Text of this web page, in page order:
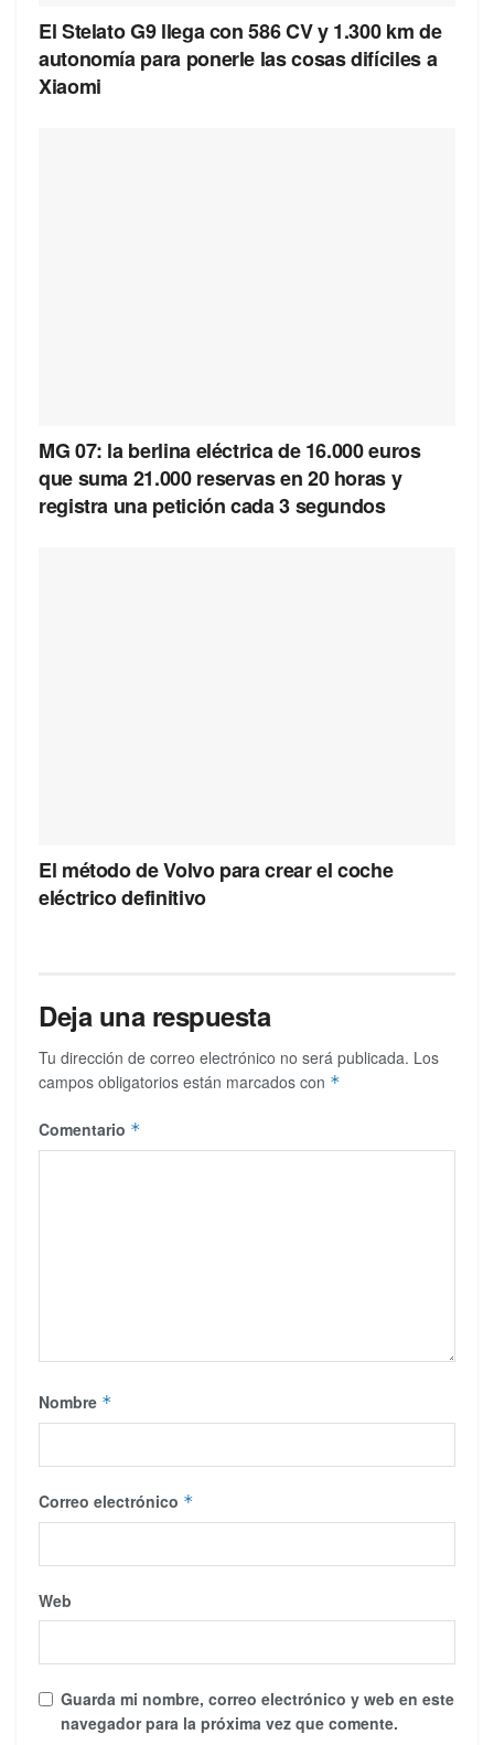
El Stelato G9 llega con 586 CV y 1.300 km de
autonomía para ponerle las cosas difíciles a
Xiaomi
MG 07: la berlina eléctrica de 16.000 euros
que suma 21.000 reservas en 20 horas y
registra una petición cada 3 segundos
El método de Volvo para crear el coche
eléctrico definitivo
Deja una respuesta
Tu dirección de correo electrónico no será publicada. Los
campos obligatorios están marcados con *
Comentario *
Nombre *
Correo electrónico *
Web
Guarda mi nombre, correo electrónico y web en este
navegador para la próxima vez que comente.